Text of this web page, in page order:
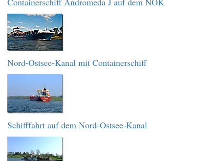
Nord-Ostsee-Kanal mit Containerschiff
Schifffahrt auf dem Nord-Ostsee-Kanal